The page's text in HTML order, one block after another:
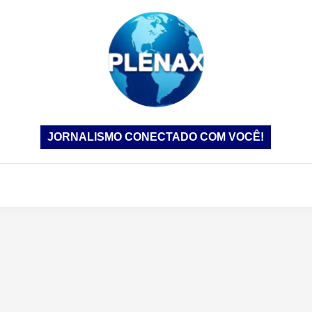
JORNALISMO CONECTADO COM VOCÊ!